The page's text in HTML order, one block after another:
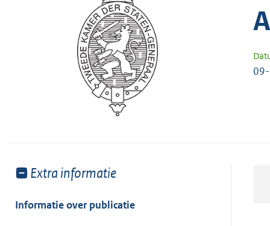
Toon
van:
Extra informatie
Informatie over publicatie